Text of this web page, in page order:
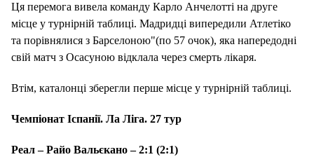
Ця перемога вивела команду Карло Анчелотті на друге
місце у турнірній таблиці. Мадридці випередили Атлетіко
та порівнялися з Барселоною"(по 57 очок), яка напередодні
свій матч з Осасуною відклала через смерть лікаря.
Втім, каталонці зберегли перше місце у турнірній таблиці.
Чемпіонат Іспанії. Ла Ліга. 27 тур
Реал – Райо Вальєкано – 2:1 (2:1)